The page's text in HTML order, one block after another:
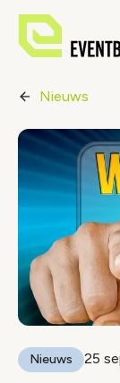
Nieuws
Nieuws 25